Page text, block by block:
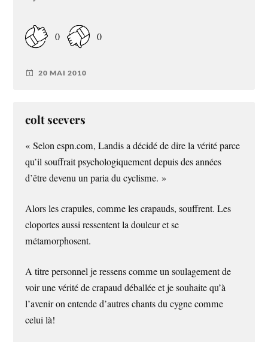
0 0
20 MAI 2010
colt seevers
« Selon espn.com, Landis a décidé de dire la vérité parce
qu’il souffrait psychologiquement depuis des années
d’être devenu un paria du cyclisme. »
Alors les crapules, comme les crapauds, souffrent. Les
cloportes aussi ressentent la douleur et se
métamorphosent.
A titre personnel je ressens comme un soulagement de
voir une vérité de crapaud déballée et je souhaite qu’à
l’avenir on entende d’autres chants du cygne comme
celui là!